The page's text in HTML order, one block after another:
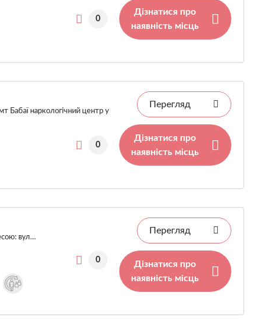
0
Дізнатися про
наявність місць
Бабаї наркологічний центр у
0
Перегляд
Дізнатися про
наявність місць
вул…
0
Перегляд
Дізнатися про
наявність місць